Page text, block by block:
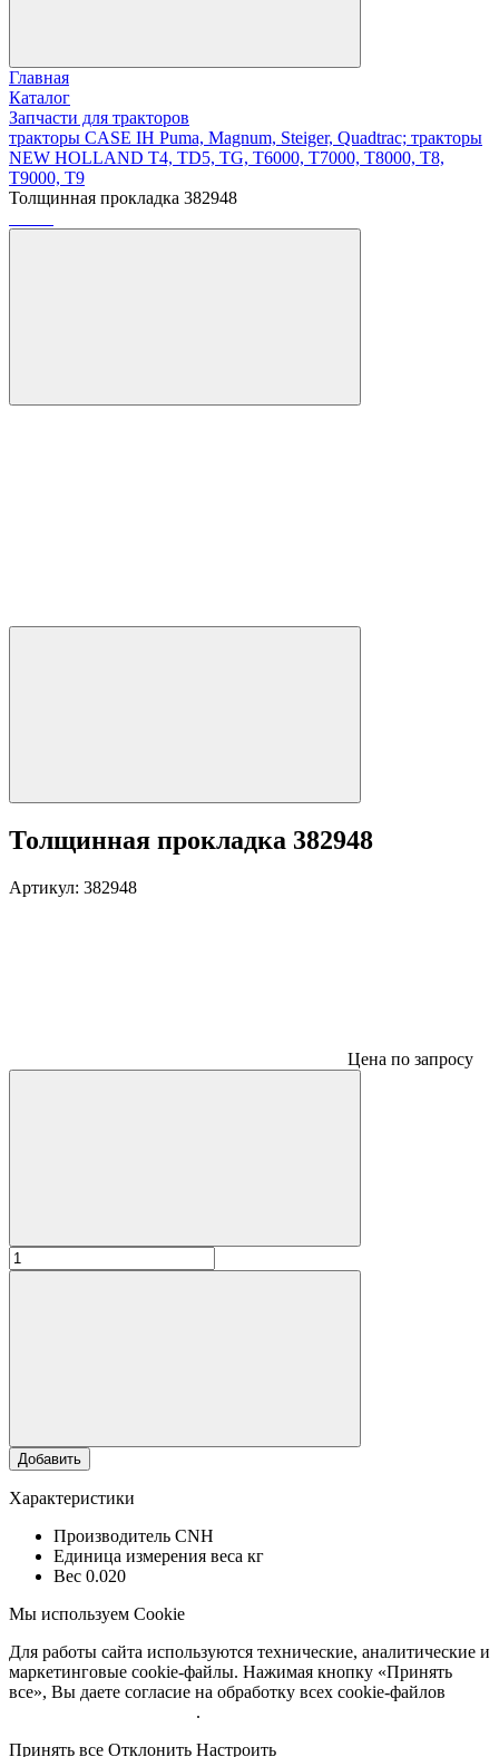
Главная
Каталог
Запчасти для тракторов
тракторы CASE IH Puma, Magnum, Steiger, Quadtrac; тракторы
NEW HOLLAND T4, TD5, TG, T6000, T7000, T8000, T8,
T9000, T9
Толщинная прокладка 382948
Толщинная прокладка 382948
Артикул: 382948
Цена по запросу
Добавить
Характеристики
Производитель CNH
Единица измерения веса кг
Вес 0.020
Мы используем Cookie
Для работы сайта используются технические, аналитические и
маркетинговые cookie-файлы. Нажимая кнопку «Принять
все», Вы даете согласие на обработку всех cookie-файлов
.
Принять все Отклонить Настроить